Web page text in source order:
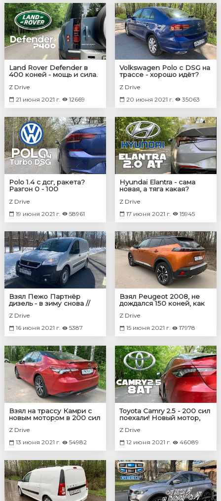
Land Rover Defender в
400 коней - мощь и сила.
Z Drive
21 июня 2021 г.
12669
Volkswagen Polo с DSG на
трассе - хорошо идёт?
Z Drive
20 июня 2021 г.
35063
Polo 1.4 с дсг, ракета?
Разгон 0 - 100
Z Drive
19 июня 2021 г.
58961
Hyundai Elantra - сама
новая, а тяга какая?
Z Drive
17 июня 2021 г.
15945
Взял Пежо Партнёр
дизель - в зиму снова //
Z Drive
16 июня 2021 г.
5387
Взял Peugeot 2008, не
дождался 150 коней, как
Z Drive
15 июня 2021 г.
17978
Взял на трассу Камри с
новым мотором в 200 сил
Camry 200 hp 8at
Z Drive
13 июня 2021 г.
54982
Toyota Camry 2.5 - 200 сил
поехали! Новый мотор,
Z Drive
12 июня 2021 г.
46089